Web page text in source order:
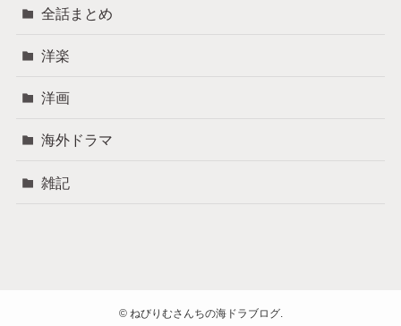
全話まとめ
洋楽
洋画
海外ドラマ
雑記
©ねびりむさんちの海ドラブログ.